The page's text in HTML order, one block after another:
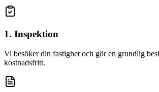
1. Inspektion
Vi besöker din fastighet och gör en grundlig
kostnadsfritt.